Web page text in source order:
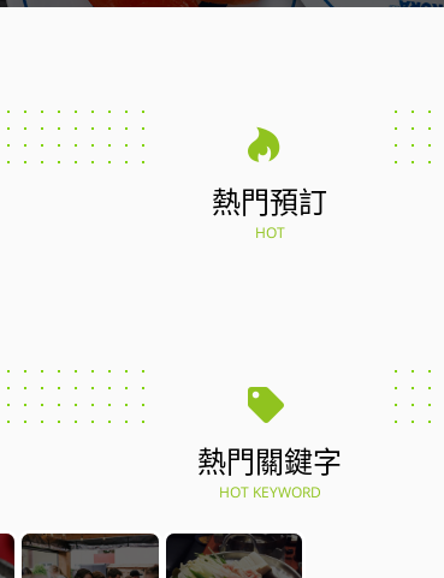
熱門預訂
HOT
熱門關鍵字
HOT KEYWORD